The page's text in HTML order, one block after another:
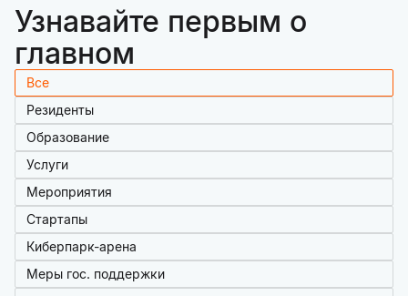
Узнавайте первым о
главном
Все
Резиденты
Образование
Услуги
Мероприятия
Стартапы
Киберпарк-арена
Меры гос. поддержки